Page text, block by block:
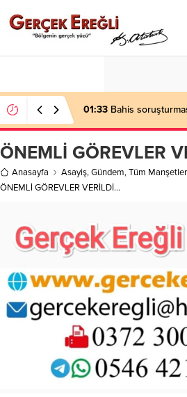
01:33 Bahis
ÖNEMLİ GÖREVLER
Anasayfa Asayiş,Gündem,Tüm Manşetler
ÖNEMLİ GÖREVLER VERİLDİ…